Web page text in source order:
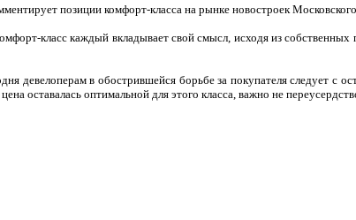
позиции комфорт-класса на рынке новостроек
класс каждый вкладывает свой смысл, исходя из
девелоперам в обострившейся борьбе за покупателя следует с
оставалась оптимальной для этого класса, важно не